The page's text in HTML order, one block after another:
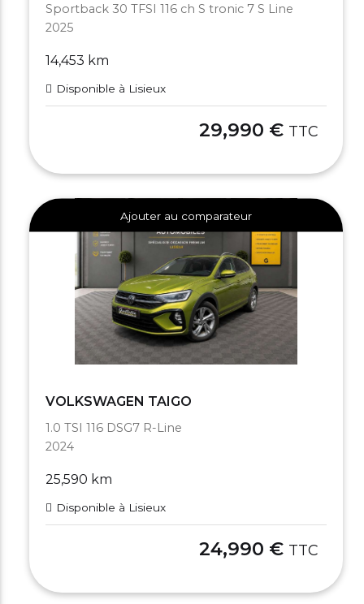
Sportback 30 TFSI 116 ch S tronic 7 S Line
2025
14,453 km
Disponible à Lisieux
29,990 € TTC
Ajouter au comparateur
VOLKSWAGEN TAIGO
1.0 TSI 116 DSG7 R-Line
2024
25,590 km
Disponible à Lisieux
24,990 € TTC